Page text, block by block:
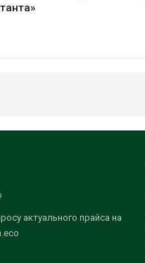
актуального прайса на